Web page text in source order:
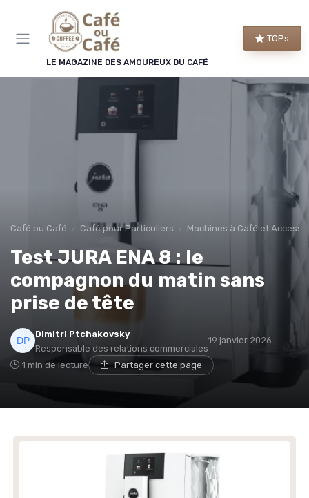
LE MAGAZINE DES AMOUREUX DU CAFÉ
TOPs
Café ou Café Café pour Particuliers Machines à Café et
Test JURA ENA 8 : le
compagnon du matin sans
prise de tête
Dimitri Ptchakovsky
Responsable des relations commerciales
19 janvier 2026
1 min de lecture Partager cette page
→ Je rejoins le club
* En rejoignant le club, j'accepte de recevoir les emails
Panneau de gestion des cookies